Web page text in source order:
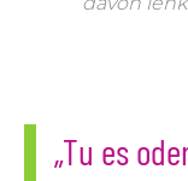
„Tu es